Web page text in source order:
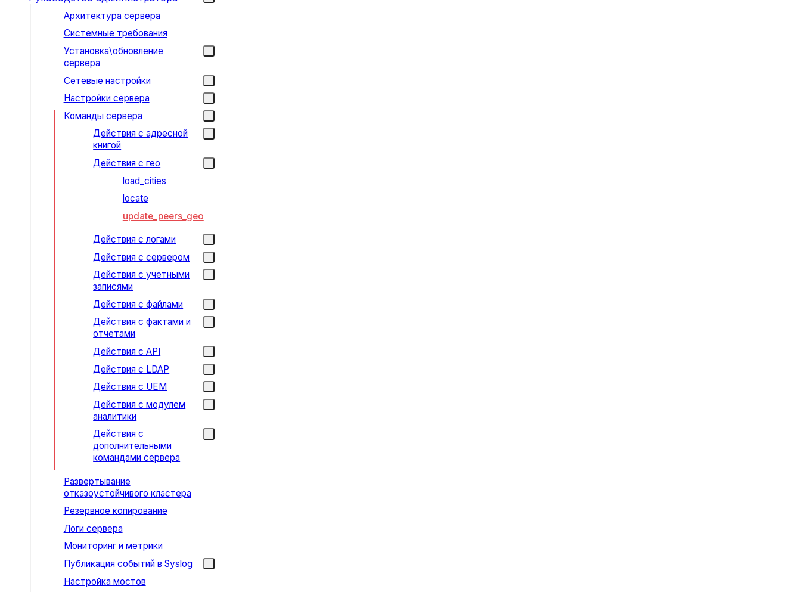
Архитектура сервера
Системные требования
Установка\обновление
сервера
Сетевые настройки
Настройки сервера
Команды сервера
Действия с адресной
книгой
Действия с гео
load_cities
locate
update_peers_geo
Действия с логами
Действия с сервером
Действия с учетными
записями
Действия с файлами
Действия с фактами и
отчетами
Действия с API
Действия с LDAP
Действия с UEM
Действия с модулем
аналитики
Действия с
дополнительными
командами сервера
Развертывание
отказоустойчивого кластера
Резервное копирование
Логи сервера
Мониторинг и метрики
Публикация событий в Syslog
Настройка мостов